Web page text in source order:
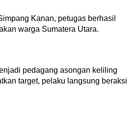
Kanan, petugas berhasil
warga Sumatera Utara.
pedagang asongan keliling
target, pelaku langsung beraksi